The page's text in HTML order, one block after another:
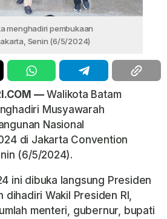
menghadiri pembukaan
Senin (6/5/2024)
—Walikota Batam
Musyawarah
Nasional
di Jakarta Convention
(6/5/2024).
ini dibuka langsung Presiden
dihadiri Wakil Presiden RI,
menteri, gubernur, bupati